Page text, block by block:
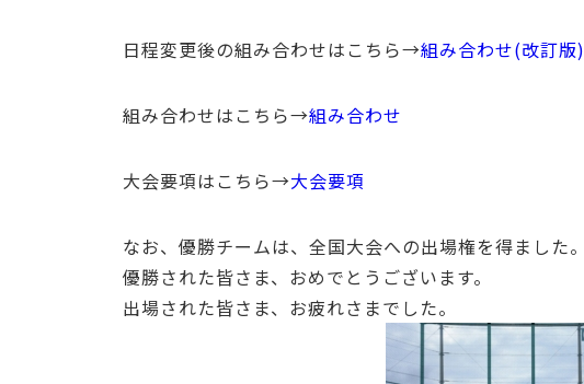
日程変更後の組み合わせはこちら→組み合わせ(改訂版)
組み合わせはこちら→組み合わせ
大会要項はこちら→大会要項
なお、優勝チームは、全国大会への出場権を得ました。
優勝された皆さま、おめでとうございます。
出場された皆さま、お疲れさまでした。